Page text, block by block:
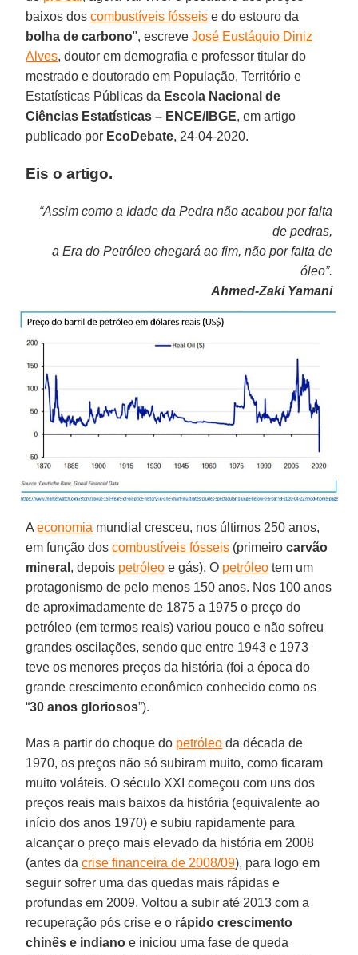
baixos doscombustíveis fósseis e do estouro da
bolha de carbono", escreveJosé Eustáquio Diniz
Alves, doutor em demografia e professor titular do
mestrado e doutorado em População, Território e
Estatísticas Públicas da Escola Nacional de
Ciências Estatísticas – ENCE/IBGE, em artigo
publicado por EcoDebate, 24-04-2020.
Eis o artigo.
“Assim como a Idade da Pedra não acabou por falta
de pedras,
a Era do Petróleo chegará ao fim, não por falta de
óleo”.
Ahmed-Zaki Yamani
Aeconomia mundial cresceu, nos últimos 250 anos,
em função doscombustíveis fósseis (primeirocarvão
mineral , depois petróleo e gás). O petróleo tem um
protagonismo de pelo menos 150 anos. Nos 100 anos
de aproximadamente de 1875 a 1975 o preço do
petróleo (em termos reais) variou pouco e não sofreu
grandes oscilações, sendo que entre 1943 e 1973
teve os menores preços da história (foi a época do
grande crescimento econômico conhecido como os
“30 anos gloriosos”).
Mas a partir do choque do petróleo da década de
1970, os preços não só subiram muito, como ficaram
muito voláteis. O século XXI começou com uns dos
preços reais mais baixos da história (equivalente ao
início dos anos 1970) e subiu rapidamente para
alcançar o preço mais elevado da história em 2008
(antes dacrise financeira de 2008/09), para logo em
seguir sofrer uma das quedas mais rápidas e
profundas em 2009. Voltou a subir até 2013 com a
recuperação pós crise e o rápido crescimento
chinês e indiano e iniciou uma fase de queda